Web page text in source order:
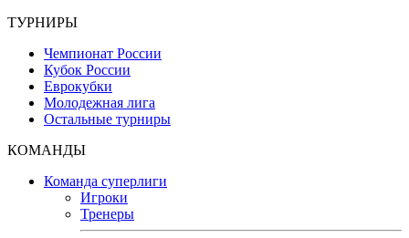
ТУРНИРЫ
Чемпионат России
Кубок России
Еврокубки
Молодежная лига
Остальные турниры
КОМАНДЫ
Команда суперлиги
Игроки
Тренеры